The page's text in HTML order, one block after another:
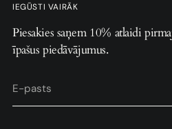
IEGŪSTI VAIRĀK
Piesakies saņem 10% atlaidi
īpašus piedāvājumus.
pasts